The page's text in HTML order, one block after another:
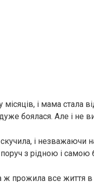
і мама стала
боялася. Але і не
скучила, і незважаючи
поруч з рідною і
прожила все життя в